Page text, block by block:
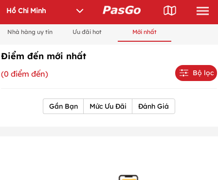
Nhà hàng uy tín Ưu đãi hot Mới nhất
Điểm đến mới nhất
(0 điểm đến) Bộ lọc
Gần Bạn Mức Ưu Đãi Đánh Giá